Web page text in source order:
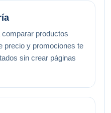
productos
precio y promociones te
sin crear páginas